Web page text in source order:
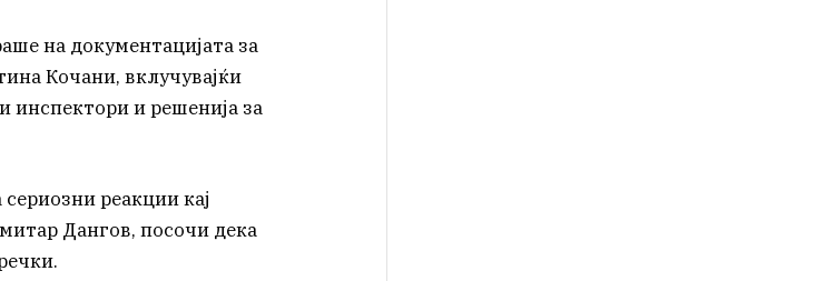
на документацијата за
Кочани, вклучувајќи
инспектори и решенија за
реакции кај
Дангов, посочи дека